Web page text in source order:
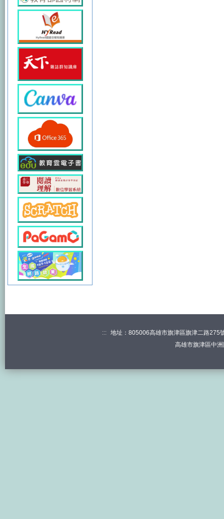
::: 地址：805006高雄市旗津區旗津二路
高雄市旗津區中